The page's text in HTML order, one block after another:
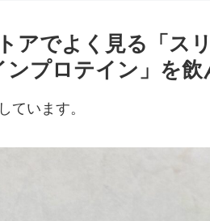
アでよく見る「ス
プロテイン」を飲
ています。